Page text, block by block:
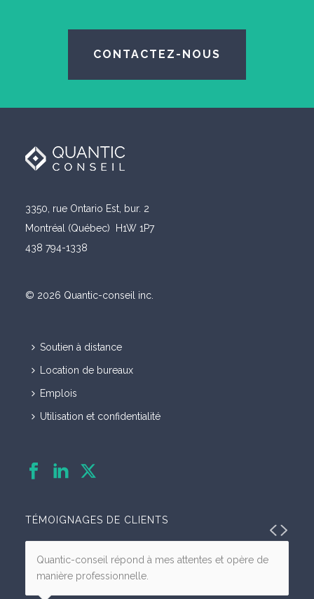
CONTACTEZ-NOUS
3350, rue Ontario Est, bur. 2
Montréal (Québec) H1W 1P7
438 794-1338
© 2026 Quantic-conseil inc.
Soutien à distance
Location de bureaux
Emplois
Utilisation et confidentialité
TÉMOIGNAGES DE CLIENTS
Quantic-conseil répond à mes attentes et opère de
manière professionnelle.